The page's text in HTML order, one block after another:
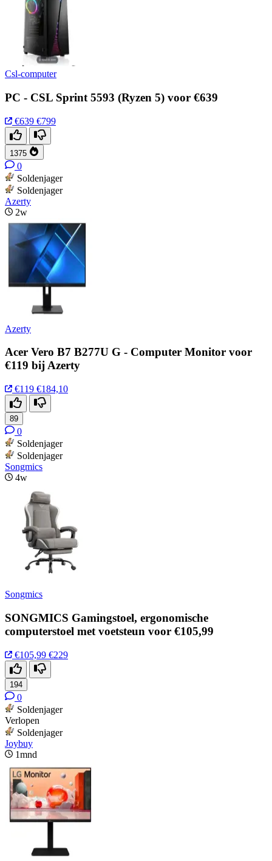
Csl-computer
PC - CSL Sprint 5593 (Ryzen 5) voor €639
€639 €799
1375
0
Soldenjager
Soldenjager
Azerty
2w
Azerty
Acer Vero B7 B277U G - Computer Monitor voor
€119 bij Azerty
€119 €184,10
89
0
Soldenjager
Soldenjager
Songmics
4w
Songmics
SONGMICS Gamingstoel, ergonomische
computerstoel met voetsteun voor €105,99
€105,99 €229
194
0
Soldenjager
Verlopen
Soldenjager
Joybuy
1mnd